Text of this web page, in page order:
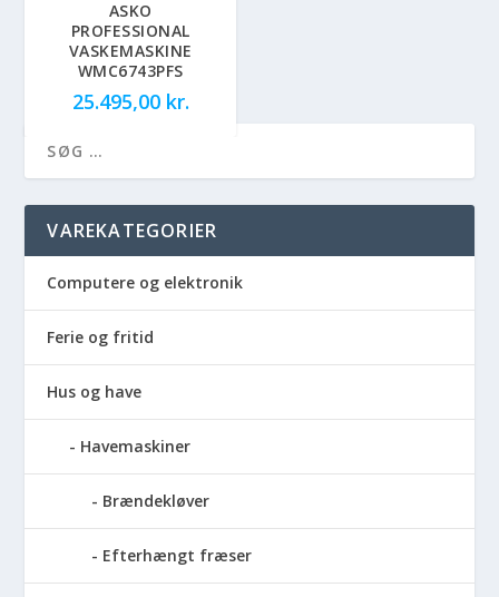
ASKO
PROFESSIONAL
VASKEMASKINE
WMC6743PFS
25.495,00 kr.
VAREKATEGORIER
Computere og elektronik
Ferie og fritid
Hus og have
Havemaskiner
Brændekløver
Efterhængt fræser